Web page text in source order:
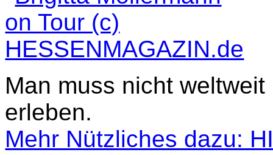
Man muss nicht
erleben.
Mehr Nützliches dazu: